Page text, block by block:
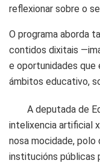
reflexionar sobre o
O programa aborda
contidos dixitais
e oportunidades
ámbitos educativo,
A deputada de
intelixencia artificial
nosa mocidade, polo
institucións públicas